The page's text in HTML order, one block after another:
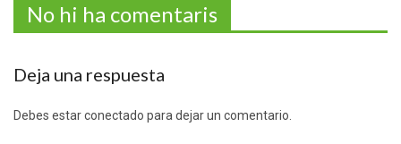
No hi ha comentaris
Deja una respuesta
Debes estar conectado para dejar un comentario.